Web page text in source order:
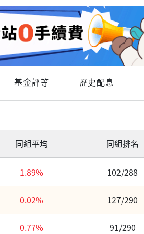
基金評等 歷史配息
同組平均 同組排名
1.89% 102/288
0.02% 127/290
0.77% 91/290